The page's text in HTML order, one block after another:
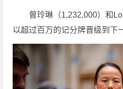
曾玲琳（1,232,000）和
以超过百万的记分牌晋级到下